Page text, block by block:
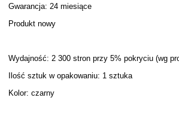
Gwarancja: 24 miesiące
Produkt nowy
Wydajność: 2 300 stron przy 5% pokryciu (wg
Ilość sztuk w opakowaniu: 1 sztuka
Kolor: czarny